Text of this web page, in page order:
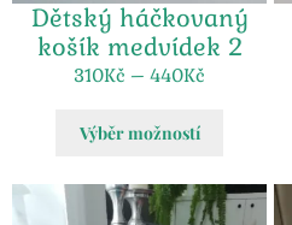
Dětský háčkovaný
košík medvídek 2
310Kč – 440Kč
Výběr možností